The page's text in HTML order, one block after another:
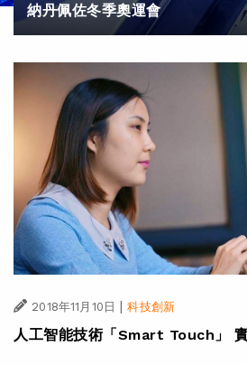
納丹佩佐冬季奧運會
2018年11月10日 | 科技創新
人工智能技術「Smart Touch」